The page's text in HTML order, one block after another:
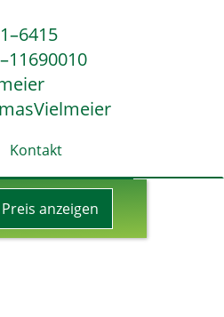
Kontakt
Preis anzeigen